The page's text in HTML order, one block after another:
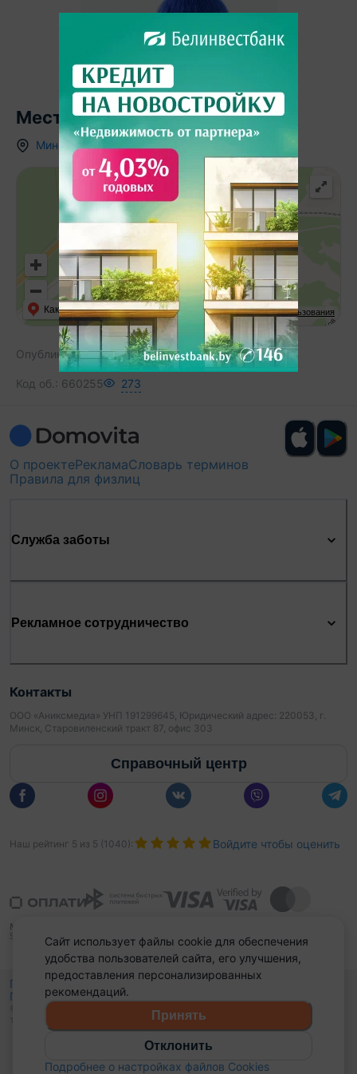
Местоположение
Минская область, д. Остров
Условия использования
Как добраться API Карт
Опубликовано:12.06.2026
Код об.: 660255 273
О проектеРекламаСловарь терминов
Правила для физлиц
Служба заботы
Рекламное сотрудничество
Контакты
ООО «Аниксмедиа» УНП 191299645, Юридический адрес: 220053, г.
Минск, Старовиленский тракт 87, офис 303
Справочный центр
Наш рейтинг 5 из 5 1040): Войдите чтобы оценить
Политика конфиденциальности,
Политика обработки файлов куки
© 2015 - 2026, Domovita.by. Копирование материалов допускается
только при наличии активной ссылки.
Сайт использует файлы cookie для обеспечения
удобства пользователей сайта, его улучшения,
предоставления персонализированных
рекомендаций.
Принять
Отклонить
Подробнее о настройках файлов Cookies